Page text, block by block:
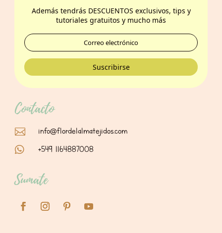
Además tendrás DESCUENTOS exclusivos, tips y
tutoriales gratuitos y mucho más
Suscribirse
Contacto

info@flordelalmatejidos.com

+549 1164887008
Sumate